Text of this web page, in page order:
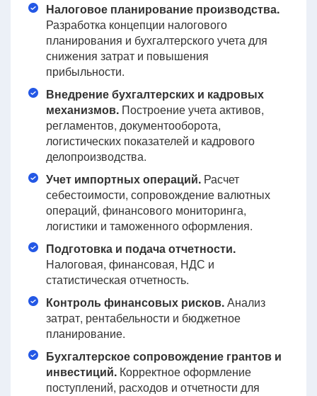
Налоговое планирование производства.
Разработка концепции налогового
планирования и бухгалтерского учета для
снижения затрат и повышения
прибыльности.
Внедрение бухгалтерских и кадровых
механизмов. Построение учета активов,
регламентов, документооборота,
логистических показателей и кадрового
делопроизводства.
Учет импортных операций. Расчет
себестоимости, сопровождение валютных
операций, финансового мониторинга,
логистики и таможенного оформления.
Подготовка и подача отчетности.
Налоговая, финансовая, НДС и
статистическая отчетность.
Контроль финансовых рисков.Анализ
затрат, рентабельности и бюджетное
планирование.
Бухгалтерское сопровождение грантов и
инвестиций. Корректное оформление
поступлений, расходов и отчетности для